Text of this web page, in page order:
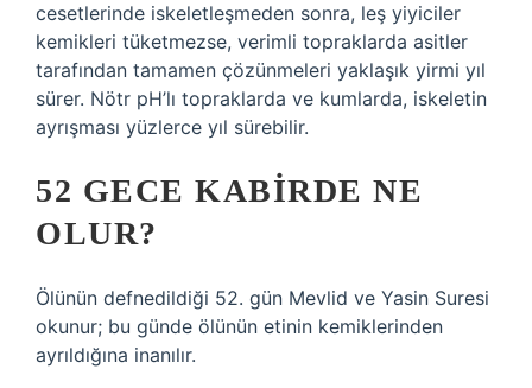
cesetlerinde iskeletleşmeden sonra, leş yiyiciler
kemikleri tüketmezse, verimli topraklarda asitler
tarafından tamamen çözünmeleri yaklaşık yirmi yıl
sürer. Nötr pH’lı topraklarda ve kumlarda, iskeletin
ayrışması yüzlerce yıl sürebilir.
52 GECE KABIRDE NE
OLUR?
Ölünün defnedildiği 52. gün Mevlid ve Yasin Suresi
okunur; bu günde ölünün etinin kemiklerinden
ayrıldığına inanılır.